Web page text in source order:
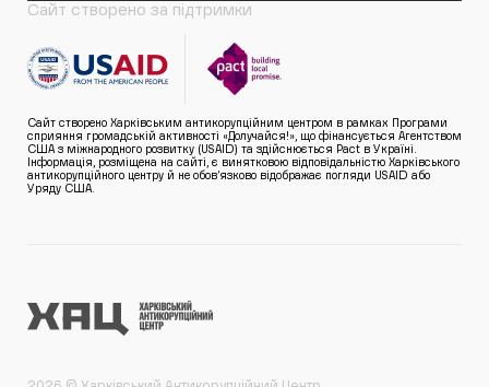
Сайт створено за підтримки
Сайт створено Харківським антикорупційним центром в рамках Програми
сприяння громадській активності «Долучайся!», що фінансується Агентством
США з міжнародного розвитку (USAID) та здійснюється Pact в Україні.
Інформація, розміщена на сайті, є винятковою відповідальністю Харківського
антикорупційного центру й не обов’язково відображає погляди USAID або
Уряду США.